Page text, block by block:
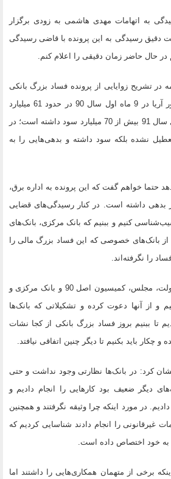
به اتهامات مهدی هاشمی به زودی برگزار
دقیق رسیدگی به این پرونده با قاضی رسیدگی
حال حاضر زمان دقیقی را اعلام کنم.
در تشریح زوایایی از پرونده فساد بزرگ بانکی
نیز گفت: شرکت امیر منصور آریا در 9 ماه اول سال 90 در حدود 61 میلیارد
تومان زیان داده و 9 ماه اول سال 91 بیش از 70 میلیارد سود داشته است؛ در
نشده بلکه سود داشته‌ و بدهی‌هایی را به
حتما خواهم گفت که این پرونده به اداره برق،
بدهی داشته است. در کنار رسیدگی‌های قضایی
کنیم و ببنیم که بانک مرکزی، بانک‌های
بانک‌های خصوصی که این فساد بزرگ مالی را
را نگرفته‌اند.
وی افزود: به طور جدی با دولت، مجلس، کمیسیون اصل 90 و بانک مرکزی و
و از آنها دعوت کرده و تشکیلاتی که بانک‌ها
تا ببنیم بروز فساد بزرگ بانکی از کجا نشات
و چکار باید بکنیم تا دیگر چنین اتفاقی نیافتد.
کرد: در بانک‌ها نظارتی وجود نداشت و حتی
دیگر ضعیف بود کارهایی را انجام دادیم و
در مورد اینکه چرا وثیقه نگرفتند و همچنین
غیرقانونی را انجام دادند شناسایی کردیم که
به خود اختصاص داده است.
برخی از متهمان همکاری‌هایی را داشتند اما